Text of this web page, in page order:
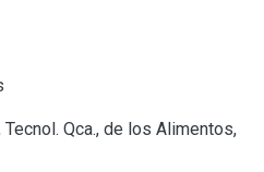
Tecnol. Qca., de los Alimentos,